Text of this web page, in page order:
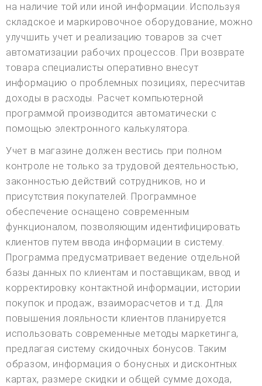
на наличие той или иной информации. Используя
складское и маркировочное оборудование, можно
улучшить учет и реализацию товаров за счет
автоматизации рабочих процессов. При возврате
товара специалисты оперативно внесут
информацию о проблемных позициях, пересчитав
доходы в расходы. Расчет компьютерной
программой производится автоматически с
помощью электронного калькулятора.
Учет в магазине должен вестись при полном
контроле не только за трудовой деятельностью,
законностью действий сотрудников, но и
присутствия покупателей. Программное
обеспечение оснащено современным
функционалом, позволяющим идентифицировать
клиентов путем ввода информации в систему.
Программа предусматривает ведение отдельной
базы данных по клиентам и поставщикам, ввод и
корректировку контактной информации, истории
покупок и продаж, взаиморасчетов и т.д. Для
повышения лояльности клиентов планируется
использовать современные методы маркетинга,
предлагая систему скидочных бонусов. Таким
образом, информация о бонусных и дисконтных
картах, размере скидки и общей сумме дохода,